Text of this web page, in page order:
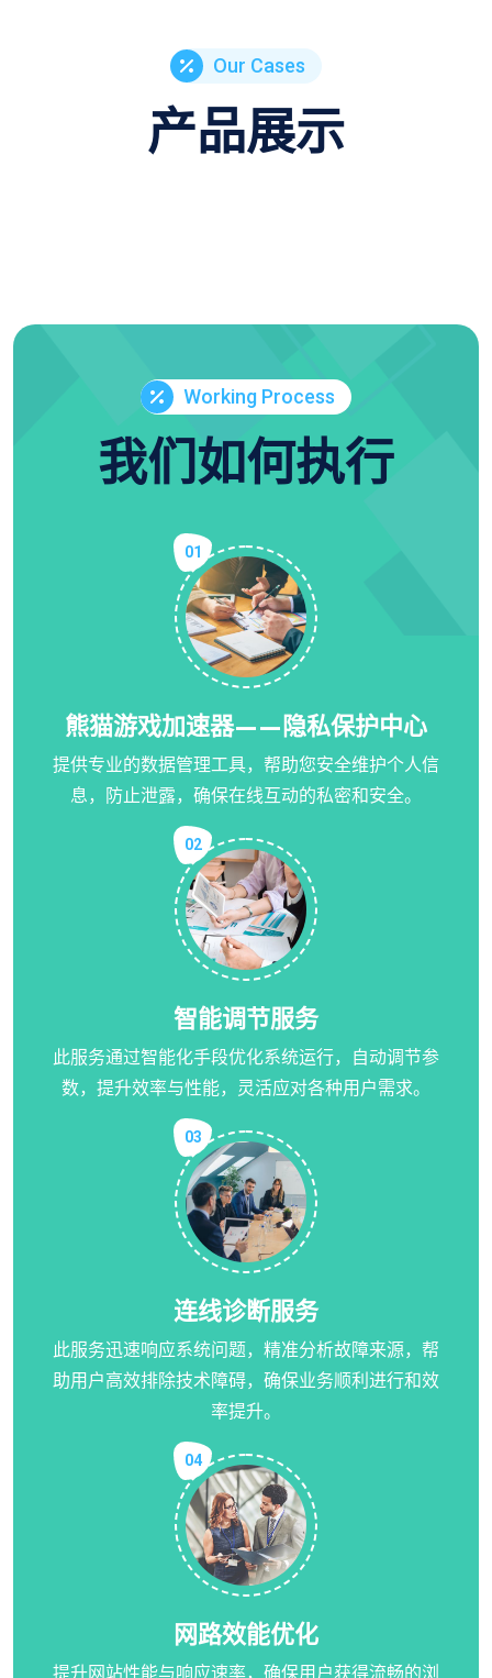
Our Cases
产品展示
Working Process
我们如何执行
01
熊猫游戏加速器——隐私保护中心
提供专业的数据管理工具，帮助您安全维护个人信
息，防止泄露，确保在线互动的私密和安全。
02
智能调节服务
此服务通过智能化手段优化系统运行，自动调节参
数，提升效率与性能，灵活应对各种用户需求。
03
连线诊断服务
此服务迅速响应系统问题，精准分析故障来源，帮
助用户高效排除技术障碍，确保业务顺利进行和效
率提升。
04
网路效能优化
提升网站性能与响应速率，确保用户获得流畅的浏